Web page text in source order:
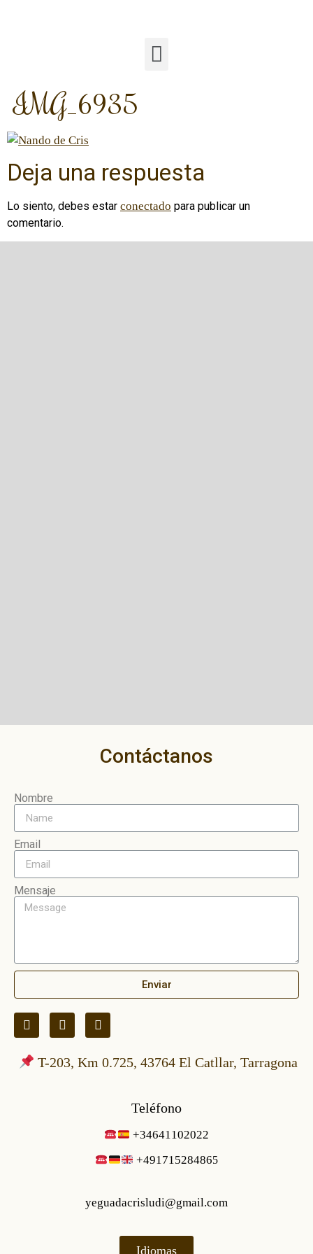
IMG_6935
Deja una respuesta
Lo siento, debes estar conectado para publicar un
comentario.
Contáctanos
Nombre
Email
Mensaje
Enviar
T-203, Km 0.725, 43764 El Catllar, Tarragona
Teléfono
+34641102022
+491715284865
yeguadacrisludi@gmail.com
Idiomas